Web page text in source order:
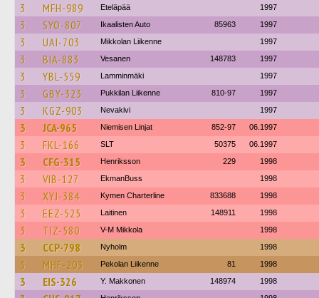
3 MFH-989 Eteläpää 1997
3 SYO-807 Ikaalisten Auto 85963 1997
3 UAI-703 Mikkolan Liikenne 1997
3 BIA-883 Vesanen 148783 1997
3 YBL-559 Lamminmäki 1997
3 GBY-323 Pukkilan Liikenne 810-97 1997
3 KGZ-903 Nevakivi 1997
3 JCA-965 Niemisen Linjat 852-97 06.1997
3 FKL-166 SLT 50375 06.1997
3 CFG-315 Henriksson 229 1998
3 VIB-127 EkmanBuss 1998
3 XYJ-384 Kymen Charterline 833688 1998
3 EEZ-525 Laitinen 148911 1998
3 TIZ-580 V-M Mikkola 1998
3 CCP-798 Nyholm 1998
3 MHF-203 Pekolan Liikenne 81 1998
3 EIS-326 Y. Makkonen 148974 1998